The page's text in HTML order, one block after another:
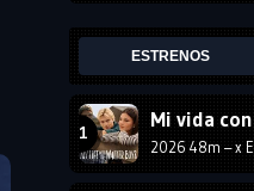
2008
2005
2002
1999
ESTRENOS
2026 48m – x